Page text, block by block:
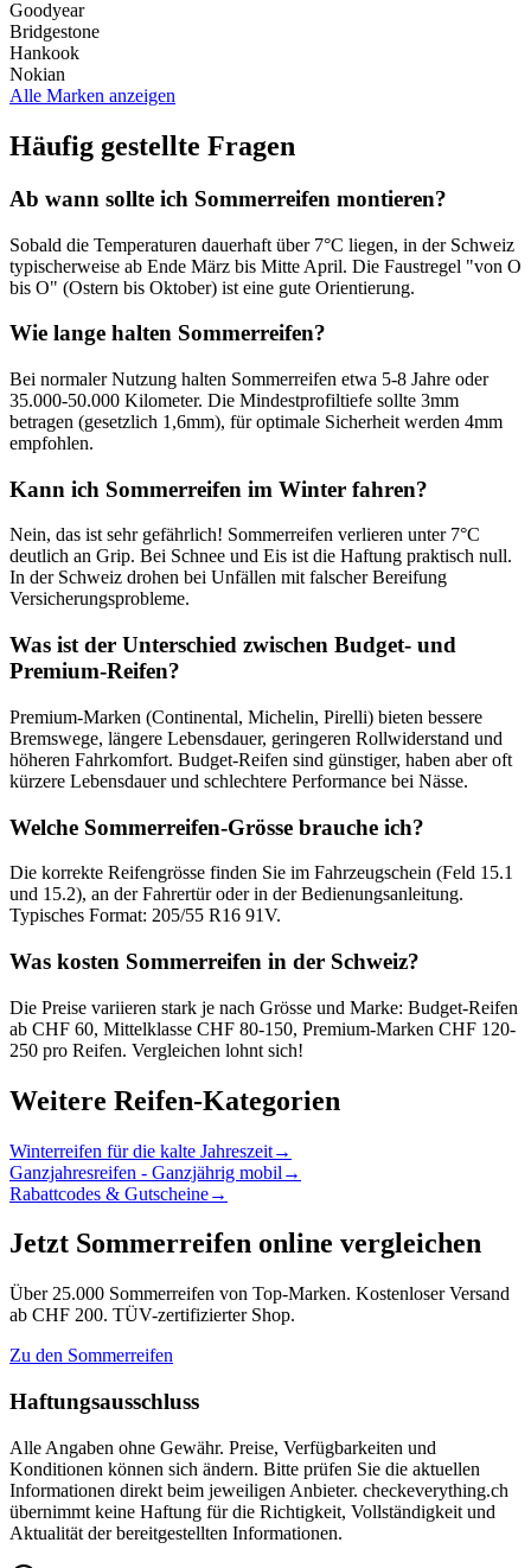
Goodyear
Bridgestone
Hankook
Nokian
Alle Marken anzeigen
Häufig gestellte Fragen
Ab wann sollte ich Sommerreifen montieren?
Sobald die Temperaturen dauerhaft über 7°C liegen, in der Schweiz
typischerweise ab Ende März bis Mitte April. Die Faustregel "von O
bis O" (Ostern bis Oktober) ist eine gute Orientierung.
Wie lange halten Sommerreifen?
Bei normaler Nutzung halten Sommerreifen etwa 5-8 Jahre oder
35.000-50.000 Kilometer. Die Mindestprofiltiefe sollte 3mm
betragen (gesetzlich 1,6mm), für optimale Sicherheit werden 4mm
empfohlen.
Kann ich Sommerreifen im Winter fahren?
Nein, das ist sehr gefährlich! Sommerreifen verlieren unter 7°C
deutlich an Grip. Bei Schnee und Eis ist die Haftung praktisch null.
In der Schweiz drohen bei Unfällen mit falscher Bereifung
Versicherungsprobleme.
Was ist der Unterschied zwischen Budget- und
Premium-Reifen?
Premium-Marken (Continental, Michelin, Pirelli) bieten bessere
Bremswege, längere Lebensdauer, geringeren Rollwiderstand und
höheren Fahrkomfort. Budget-Reifen sind günstiger, haben aber oft
kürzere Lebensdauer und schlechtere Performance bei Nässe.
Welche Sommerreifen-Grösse brauche ich?
Die korrekte Reifengrösse finden Sie im Fahrzeugschein (Feld 15.1
und 15.2), an der Fahrertür oder in der Bedienungsanleitung.
Typisches Format: 205/55 R16 91V.
Was kosten Sommerreifen in der Schweiz?
Die Preise variieren stark je nach Grösse und Marke: Budget-Reifen
ab CHF 60, Mittelklasse CHF 80-150, Premium-Marken CHF 120-
250 pro Reifen. Vergleichen lohnt sich!
Weitere Reifen-Kategorien
Winterreifen für die kalte Jahreszeit→
Ganzjahresreifen - Ganzjährig mobil →
Rabattcodes & Gutscheine→
Jetzt Sommerreifen online vergleichen
Über 25.000 Sommerreifen von Top-Marken. Kostenloser Versand
ab CHF 200. TÜV-zertifizierter Shop.
Zu den Sommerreifen
Haftungsausschluss
Alle Angaben ohne Gewähr. Preise, Verfügbarkeiten und
Konditionen können sich ändern. Bitte prüfen Sie die aktuellen
Informationen direkt beim jeweiligen Anbieter. checkeverything.ch
übernimmt keine Haftung für die Richtigkeit, Vollständigkeit und
Aktualität der bereitgestellten Informationen.